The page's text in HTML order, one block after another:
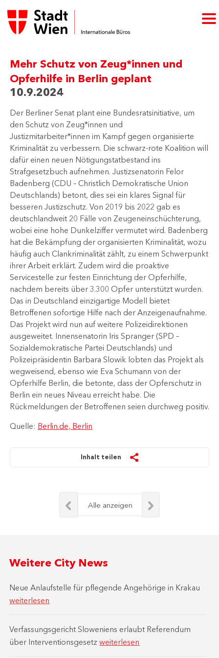
Mehr Schutz von Zeug*innen und
Opferhilfe in Berlin geplant
10.9.2024
Der Berliner Senat plant eine Bundesratsinitiative, um
den Schutz von Zeug*innen und
Justizmitarbeiter*innen im Kampf gegen organisierte
Kriminalität zu verbessern. Die schwarz-rote Koalition will
dafür einen neuen Nötigungstatbestand ins
Strafgesetzbuch aufnehmen. Justizsenatorin Felor
Badenberg (CDU – Christlich Demokratische Union
Deutschlands) betont, dies sei ein klares Signal für
besseren Justizschutz. Von 2019 bis 2022 gab es
deutschlandweit 20 Fälle von Zeugeneinschüchterung,
wobei eine hohe Dunkelziffer vermutet wird. Badenberg
hat die Bekämpfung der organisierten Kriminalität, wozu
häufig auch Clankriminalität zählt, zu einem Schwerpunkt
ihrer Arbeit erklärt. Zudem wird die proaktive
Servicestelle zur festen Einrichtung der Opferh​ilfe,
nachdem bereits über 3.300 Opfer unterstützt wurden.
Das in Deutschland einzigartige Modell bietet
Betroffenen sofortige Hilfe nach der Anzeigenaufnahme.
Das Projekt wird nun auf weitere Polizeidirektionen
ausgeweitet. Innensenatorin Iris Spranger (SPD –
Sozialdemokratische Partei Deutschlands) und
Polizeipräsidentin Barbara Slowik lobten das Projekt als
wegweisend, ebenso wie Eva Schumann von der
Opferhilfe Berlin, die betonte, dass der Opferschutz in
Berlin ein neues Niveau erreicht habe. Die
Rückmeldungen der Betroffenen seien durchweg positiv.​
Quelle: Berlin.de, Berlin
Inhalt teilen
Alle anzeigen
Weitere City News
Neue Anlaufstelle für pflegende Angehörige in Krakau
weiterlesen
Verfassungsgericht Sloweniens erlaubt Referendum
über Interventionsgesetzweiterlesen